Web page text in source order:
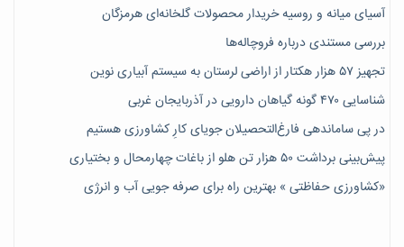
آسیای میانه و روسیه خریدار محصولات گلخانه‌ای هرمزگان
بررسی مستندی درباره فروچاله‌ها
تجهیز ۵۷ هزار هکتار از اراضی لرستان به سیستم آبیاری نوین
شناسایی ۴۷٠ گونه گیاهان دارویی در آذربایجان غربی
در پی ساماندهی فارغ‌التحصیلان جویای کارِ کشاورزی هستیم
پیش‎‌بینی برداشت ۵۰ هزار تن هلو از باغات چهارمحال و بختیاری
«کشاورزی حفاظتی » بهترین راه برای صرفه جویی آب و انرژی